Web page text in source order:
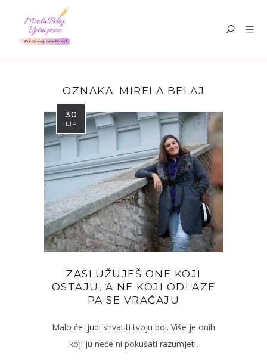
OZNAKA: MIRELA BELAJ
30
LIP
ZASLUŽUJEŠ ONE KOJI
OSTAJU, A NE KOJI ODLAZE
PA SE VRAĆAJU
Malo će ljudi shvatiti tvoju bol. Više je onih
koji ju neće ni pokušati razumjeti,